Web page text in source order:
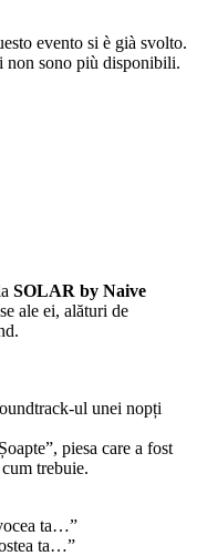
evento si è già svolto.
non sono più disponibili.
SOLAR by Naive
ale ei, alături de
ul unei nopți
piesa care a fost
trebuie.
ta…”
ta…”